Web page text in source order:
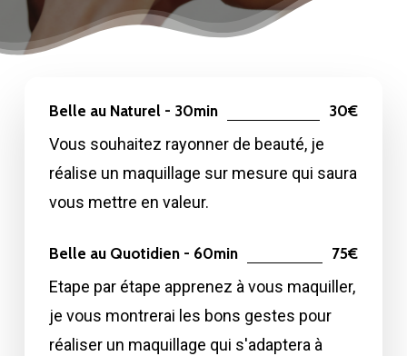
Belle au Naturel - 30min 30€
Vous souhaitez rayonner de beauté, je
réalise un maquillage sur mesure qui saura
vous mettre en valeur.
Belle au Quotidien - 60min 75€
Etape par étape apprenez à vous maquiller,
je vous montrerai les bons gestes pour
réaliser un maquillage qui s'adaptera à